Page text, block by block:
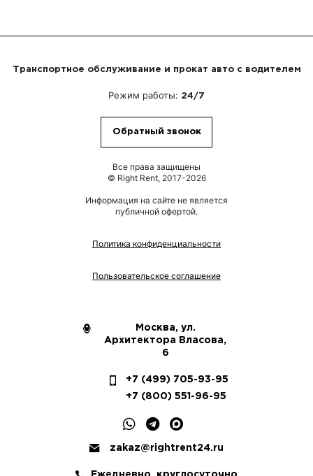
Транспортное обслуживание и прокат авто с водителем
Режим работы: 24/7
Обратный звонок
Все права защищены
© Right Rent, 2017-2026
Информация на сайте не является
публичной офертой.
Политика конфиденциальности
Пользовательское соглашение
Москва, ул.
Архитектора Власова,
6
+7 (499) 705-93-95
+7 (800) 551-96-95
zakaz@rightrent24.ru